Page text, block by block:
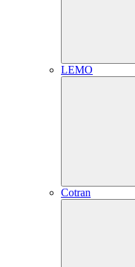
LEMO
Cotran